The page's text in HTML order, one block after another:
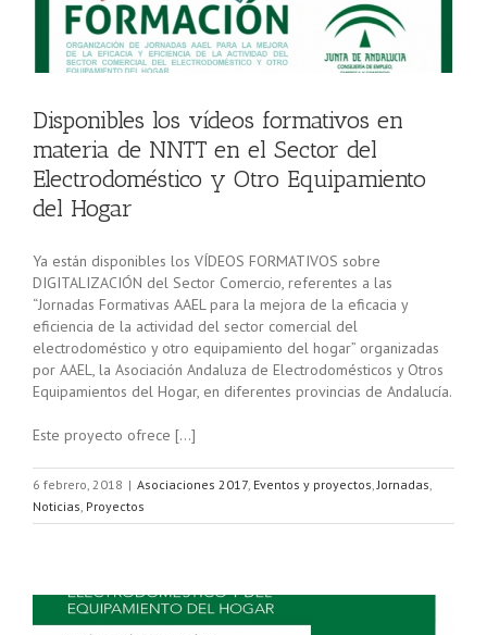
Disponibles los vídeos formativos en
materia de NNTT en el Sector del
Electrodoméstico y Otro Equipamiento
del Hogar
Ya están disponibles los VÍDEOS FORMATIVOS sobre
DIGITALIZACIÓN del Sector Comercio, referentes a las
“Jornadas Formativas AAEL para la mejora de la eficacia y
eficiencia de la actividad del sector comercial del
electrodoméstico y otro equipamiento del hogar” organizadas
por AAEL, la Asociación Andaluza de Electrodomésticos y Otros
Equipamientos del Hogar, en diferentes provincias de Andalucía.
Este proyecto ofrece […]
6 febrero, 2018 | Asociaciones 2017 Eventos y proyectos Jornadas
Noticias Proyectos